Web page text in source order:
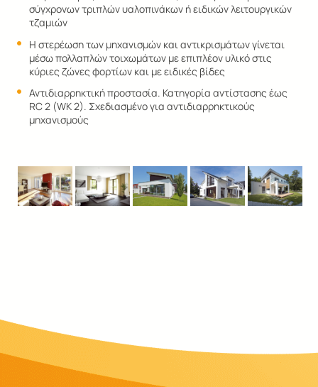
σύγχρονων τριπλών υαλοπινάκων ή ειδικών λειτουργικών
τζαμιών
Η στερέωση των μηχανισμών και αντικρισμάτων γίνεται
μέσω πολλαπλών τοιχωμάτων με επιπλέον υλικό στις
κύριες ζώνες φορτίων και με ειδικές βίδες
Αντιδιαρρηκτική προστασία. Κατηγορία αντίστασης έως
RC 2 (WK 2). Σχεδιασμένο για αντιδιαρρηκτικούς
μηχανισμούς